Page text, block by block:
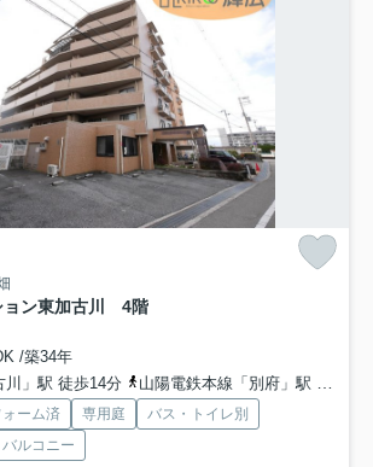
ョン東加古川 4階
/築34年
川」駅 徒歩14分
山陽電鉄本線「別府」駅 徒歩33分
ォーム済 専用庭
バス・トイレ別
バルコニー